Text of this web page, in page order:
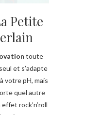
Petite
toute
et s’adapte
votre pH, mais
quel autre
rock’n’roll